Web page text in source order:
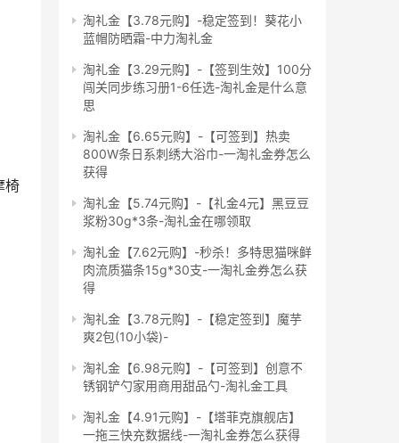
椅
淘礼金【3.78元购】-稳定签到！葵花小
蓝帽防晒霜-中力淘礼金
淘礼金【3.29元购】-【签到生效】100分
闯关同步练习册1-6任选-淘礼金是什么意
思
淘礼金【6.65元购】-【可签到】热卖
800W条日系刺绣大浴巾-一淘礼金券怎么
获得
淘礼金【5.74元购】-【礼金4元】黑豆豆
浆粉30g*3条-淘礼金在哪领取
淘礼金【7.62元购】-秒杀！多特思猫咪鲜
肉流质猫条15g*30支-一淘礼金券怎么获
得
淘礼金【3.78元购】-【稳定签到】魔芋
爽2包(10小袋)-
淘礼金【6.98元购】-【可签到】创意不
锈钢铲勺家用商用甜品勺-淘礼金工具
淘礼金【4.91元购】-【塔菲克旗舰店】
一拖三快充数据线-一淘礼金券怎么获得